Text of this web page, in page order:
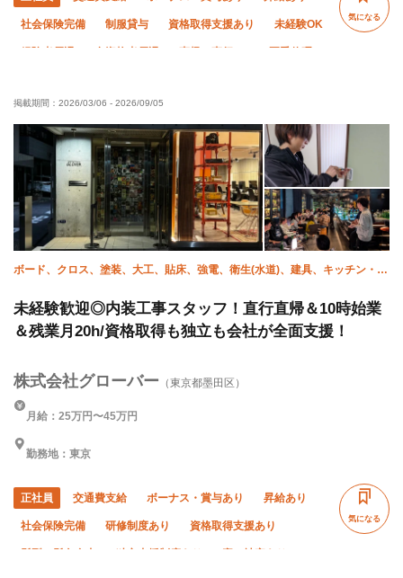
社会保険完備 制服貸与 資格取得支援あり 未経験OK
気になる
掲載期間： 2026/03/06 - 2026/09/05
ボード、クロス、塗装、大工、貼床、強電、衛生(水道)、建具、キッチン・ユ
未経験歓迎◎内装工事スタッフ！直行直帰＆10時始業
＆残業月20h/資格取得も独立も会社が全面支援！
株式会社グローバー （東京都墨田区）
月給：25万円〜45万円
勤務地：東京
正社員 交通費支給 ボーナス・賞与あり 昇給あり
社会保険完備 研修制度あり 資格取得支援あり
気になる